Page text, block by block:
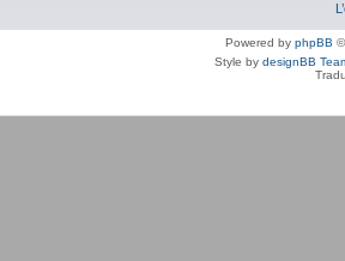
Powered by phpBB
Style by designBB